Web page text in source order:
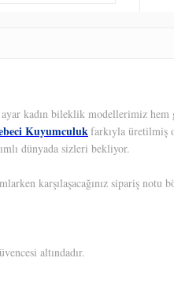
ayar kadın bileklik modellerimiz
Kuyumculukfarkıyla üretilmiş
dünyada sizleri bekliyor.
karşılaşacağınız sipariş
altındadır.